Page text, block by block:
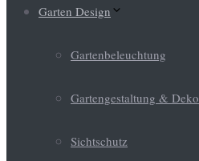
Garten Design
Gartenbeleuchtung
Gartengestaltung & Deko
Sichtschutz